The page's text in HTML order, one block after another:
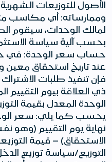
وممارساته: أي مكاسب
لمالك الوحدات، سيقوم
حساب سعر الوحدة: في
عند تاريخ استحقاق معين
فإن تنفيذ طلبات
ذي العلاقة بيوم التقييم
الوحدة المعدل بقيمة
يحسب كما يلي: سعر
نهاية يوم التقييم (وهو
التوزيع/سياسة توزيع